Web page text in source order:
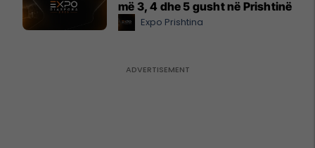
më 3, 4 dhe 5 gusht në Prishtinë
Expo Prishtina